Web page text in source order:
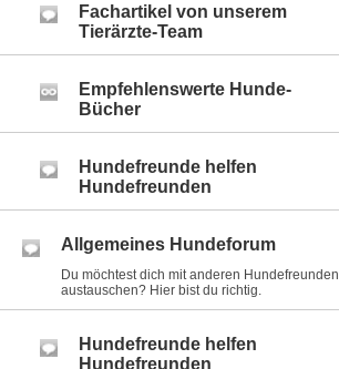
Fachartikel von unserem
Tierärzte-Team
Empfehlenswerte Hunde-
Bücher
Hundefreunde helfen
Hundefreunden
Allgemeines Hundeforum
Du möchtest dich mit anderen Hundefreunden
austauschen? Hier bist du richtig.
Hundefreunde helfen
Hundefreunden